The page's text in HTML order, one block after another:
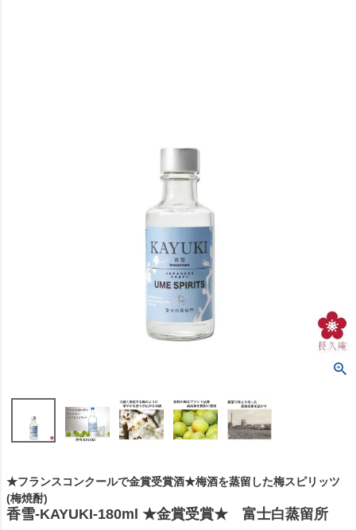
★フランスコンクールで金賞受賞酒★梅酒を蒸留した梅スピリッツ
(梅焼酎)
香雪-KAYUKI-180ml ★金賞受賞★ 富士白蒸留所